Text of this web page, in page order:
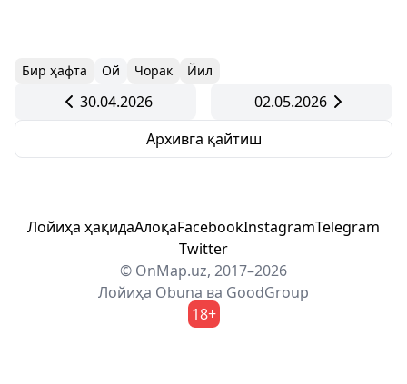
Бир ҳафта Ой Чорак Йил
30.04.2026
02.05.2026
Архивга қайтиш
Лойиҳа ҳақидаАлоқаFacebookInstagramTelegram
Twitter
© OnMap.uz, 2017–2026
Лойиҳа Obuna ва GoodGroup
18+